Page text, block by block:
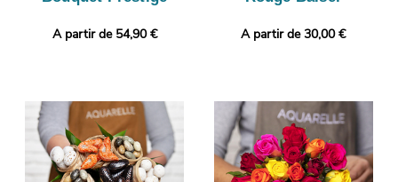
A partir de 54,90 € A partir de 30,00 €